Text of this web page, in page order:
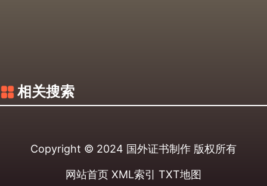
相关搜索
Copyright © 2024 国外证书制作 版权所有
网站首页 XML索引 TXT地图